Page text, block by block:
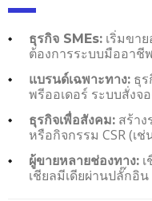
ธุรกิจ SMEs: เริ่มขา
ต้องการระบบมืออาชีพ
แบรนด์เฉพาะทาง: ธุ
พรีออเดอร์ ระบบสั่งจ
ธุรกิจเพื่อสังคม: สร้า
หรือกิจกรรม CSR (เ
ผู้ขายหลายช่องทาง:
เชียลมีเดียผ่านปลั๊กอิน